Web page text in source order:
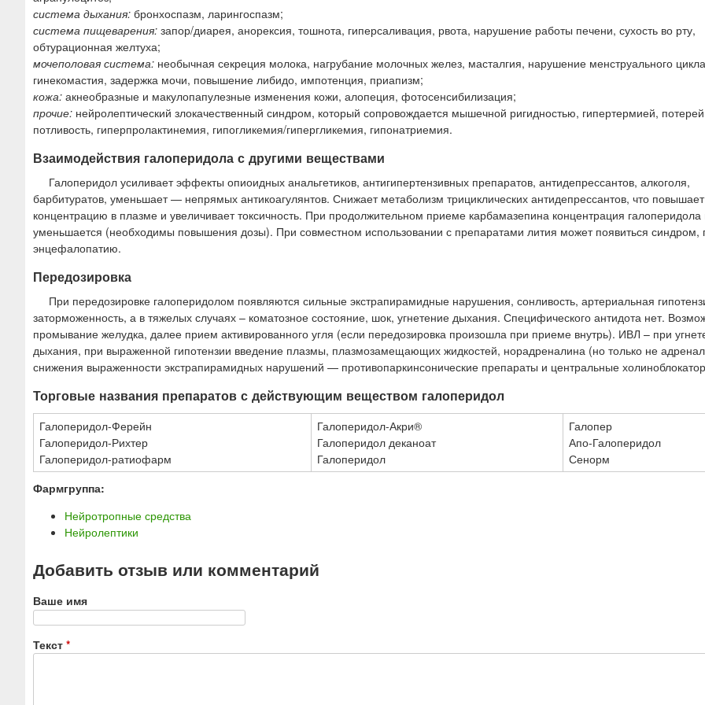
система дыхания: бронхоспазм, ларингоспазм;
система пищеварения: запор/диарея, анорексия, тошнота, гиперсаливация, рвота, нарушение работы печени, сухость во рту,
обтурационная желтуха;
мочеполовая система: необычная секреция молока, нагрубание молочных желез, масталгия, нарушение менструального
гинекомастия, задержка мочи, повышение либидо, импотенция, приапизм;
кожа: акнеобразные и макулопапулезные изменения кожи, алопеция, фотосенсибилизация;
прочие: нейролептический злокачественный синдром, который сопровождается мышечной ригидностью, гипертермией,
потливость, гиперпролактинемия, гипогликемия/гипергликемия, гипонатриемия.
Взаимодействия галоперидола с другими веществами
Галоперидол усиливает эффекты опиоидных анальгетиков, антигипертензивных препаратов, антидепрессантов, алкоголя,
барбитуратов, уменьшает — непрямых антикоагулянтов. Снижает метаболизм трициклических антидепрессантов, что
концентрацию в плазме и увеличивает токсичность. При продолжительном приеме карбамазепина концентрация
уменьшается (необходимы повышения дозы). При совместном использовании с препаратами лития может появиться синдром,
энцефалопатию.
Передозировка
При передозировке галоперидолом появляются сильные экстрапирамидные нарушения, сонливость, артериальная
заторможенность, а в тяжелых случаях – коматозное состояние, шок, угнетение дыхания. Специфического антидота нет.
промывание желудка, далее прием активированного угля (если передозировка произошла при приеме внутрь). ИВЛ – при
дыхания, при выраженной гипотензии введение плазмы, плазмозамещающих жидкостей, норадреналина (но только не
снижения выраженности экстрапирамидных нарушений — противопаркинсонические препараты и центральные
Торговые названия препаратов с действующим веществом галоперидол
Галоперидол-Ферейн
Галоперидол-Рихтер
Галоперидол-ратиофарм
Галоперидол-Акри®
Галоперидол деканоат
Галоперидол
Галопер
Апо-Галоперидол
Сенорм
Фармгруппа:
Нейротропные средства
Нейролептики
Добавить отзыв или комментарий
Ваше имя
Текст *